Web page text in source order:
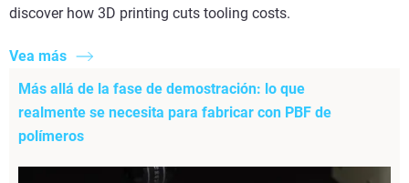
discover how 3D printing cuts tooling costs.
Vea más
Más allá de la fase de demostración: lo que
realmente se necesita para fabricar con PBF de
polímeros